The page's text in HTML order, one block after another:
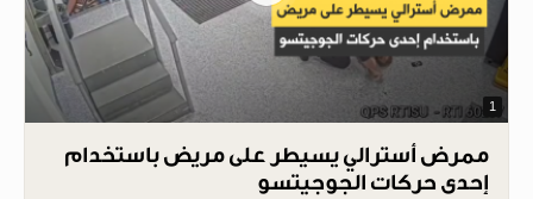
1
ممرض أسترالي يسيطر على مريض باستخدام
إحدى حركات الجوجيتسو